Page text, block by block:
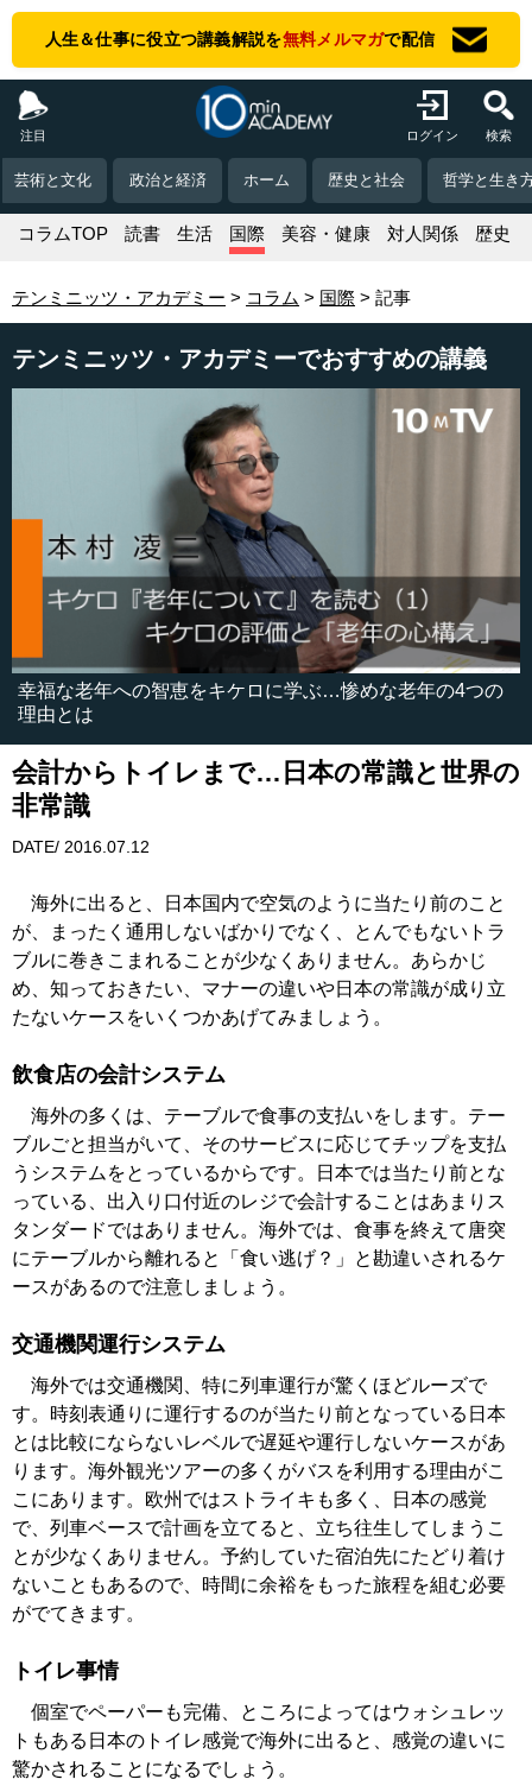
人生＆仕事に役立つ講義解説を無料メルマガで配信
注目 ログイン 検索
芸術と文化 政治と経済 ホーム 歴史と社会 哲学と生き
コラムTOP 読書 生活 国際 美容・健康 対人関係 歴史
テンミニッツ・アカデミー コラム 国際 記事
テンミニッツ・アカデミーでおすすめの講義
幸福な老年への智恵をキケロに学ぶ…惨めな老年の4つの
理由とは
会計からトイレまで…日本の常識と世界の
非常識
DATE/ 2016.07.12
海外に出ると、日本国内で空気のように当たり前のこと
が、まったく通用しないばかりでなく、とんでもないトラ
ブルに巻きこまれることが少なくありません。あらかじ
め、知っておきたい、マナーの違いや日本の常識が成り立
たないケースをいくつかあげてみましょう。
飲食店の会計システム
海外の多くは、テーブルで食事の支払いをします。テー
ブルごと担当がいて、そのサービスに応じてチップを支払
うシステムをとっているからです。日本では当たり前とな
っている、出入り口付近のレジで会計することはあまりス
タンダードではありません。海外では、食事を終えて唐突
にテーブルから離れると「食い逃げ？」と勘違いされるケ
ースがあるので注意しましょう。
交通機関運行システム
海外では交通機関、特に列車運行が驚くほどルーズで
す。時刻表通りに運行するのが当たり前となっている日本
とは比較にならないレベルで遅延や運行しないケースがあ
ります。海外観光ツアーの多くがバスを利用する理由がこ
こにあります。欧州ではストライキも多く、日本の感覚
で、列車ベースで計画を立てると、立ち往生してしまうこ
とが少なくありません。予約していた宿泊先にたどり着け
ないこともあるので、時間に余裕をもった旅程を組む必要
がでてきます。
トイレ事情
個室でペーパーも完備、ところによってはウォシュレッ
トもある日本のトイレ感覚で海外に出ると、感覚の違いに
驚かされることになるでしょう。